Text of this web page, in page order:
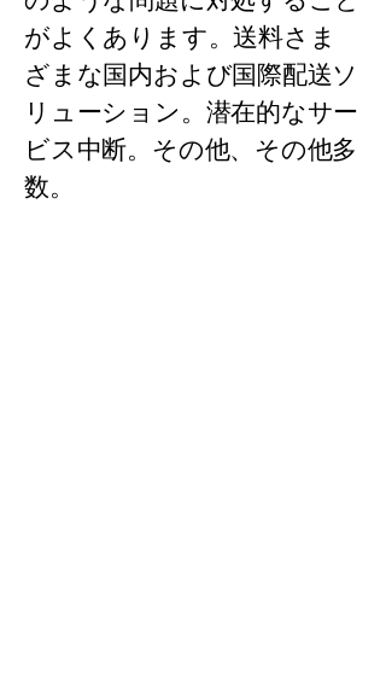
がよくあります。送料さま
ざまな国内および国際配送ソ
リューション。潜在的なサー
ビス中断。その他、その他多
数。